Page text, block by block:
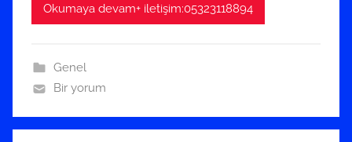
9
r
h
Okumaya devam+ iletişim:05323118894
Genel
Bir yorum